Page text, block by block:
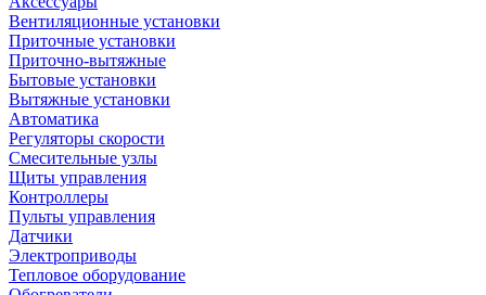
Вентиляционные установки
Приточные установки
Приточно-вытяжные
Бытовые установки
Вытяжные установки
Автоматика
Регуляторы скорости
Смесительные узлы
Щиты управления
Контроллеры
Пульты управления
Датчики
Электроприводы
Тепловое оборудование